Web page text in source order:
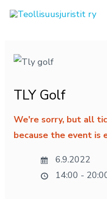
Siirry
TLY Golf
We're sorry, but all
because the event is
6.9.2022
14:00 -
navigation